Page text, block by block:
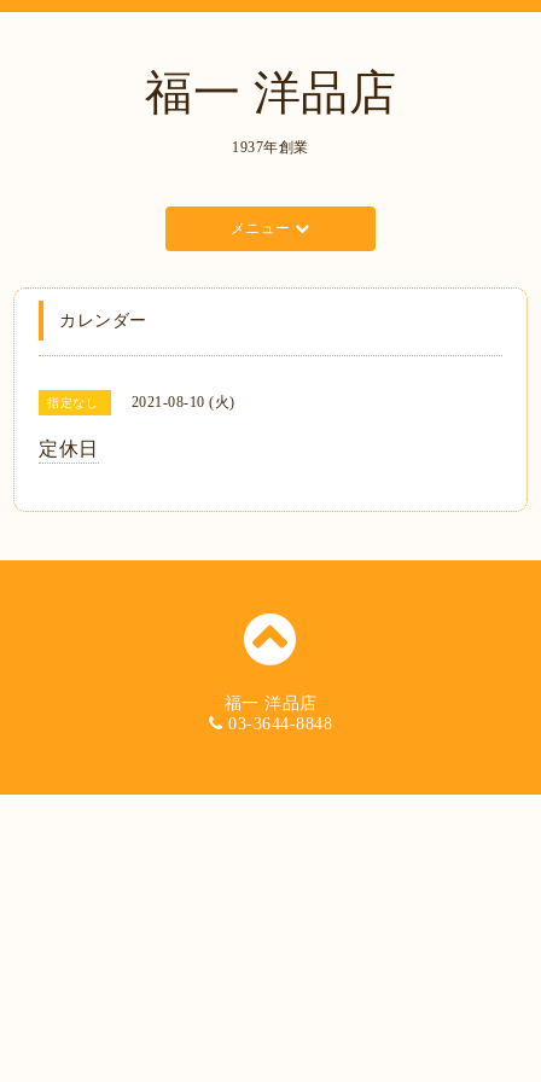
福一 洋品店
1937年創業
メニュー
カレンダー
指定なし 2021-08-10 (火)
定休日
福一 洋品店
03-3644-8848